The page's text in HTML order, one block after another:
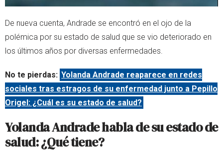
De nueva cuenta, Andrade se encontró en el ojo de la
polémica por su estado de salud que se vio deteriorado en
los últimos años por diversas enfermedades.
No te pierdas: Yolanda Andrade reaparece en redes
sociales tras estragos de su enfermedad junto a Pepillo
Origel: ¿Cuál es su estado de salud?
Yolanda Andrade habla de su estado de
salud: ¿Qué tiene?